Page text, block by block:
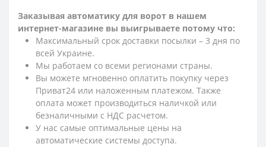
Заказывая автоматику для ворот в нашем
интернет-магазине вы выигрываете потому что:
Максимальный срок доставки посылки – 3 дня по
всей Украине.
Мы работаем со всеми регионами страны.
Вы можете мгновенно оплатить покупку через
Приват24 или наложенным платежом. Также
оплата может производиться наличкой или
безналичными с НДС расчетом.
У нас самые оптимальные цены на
автоматические системы доступа.